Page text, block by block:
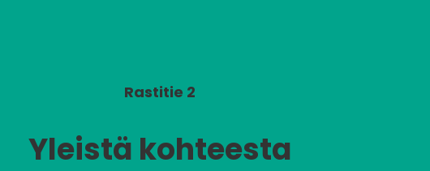
Rastitie 2
Yleistä kohteesta